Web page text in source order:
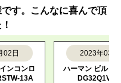
す。こんなに喜んで頂
ンロ
13A
2023年03月02日
ハーマン ビルトイン
DG32Q1VQ1-13A